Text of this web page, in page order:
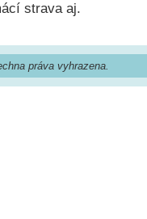
strava aj.
práva vyhrazena.